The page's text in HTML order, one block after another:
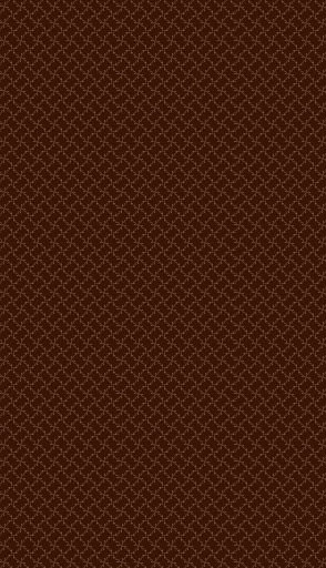
RENOVAT
Locuri: 2
Numărul camerelor: 5
În cameră sunt 2 paturi separate,
Prețul:
750 lei MD -1 persoana.
900 lei MD -2 persoane.